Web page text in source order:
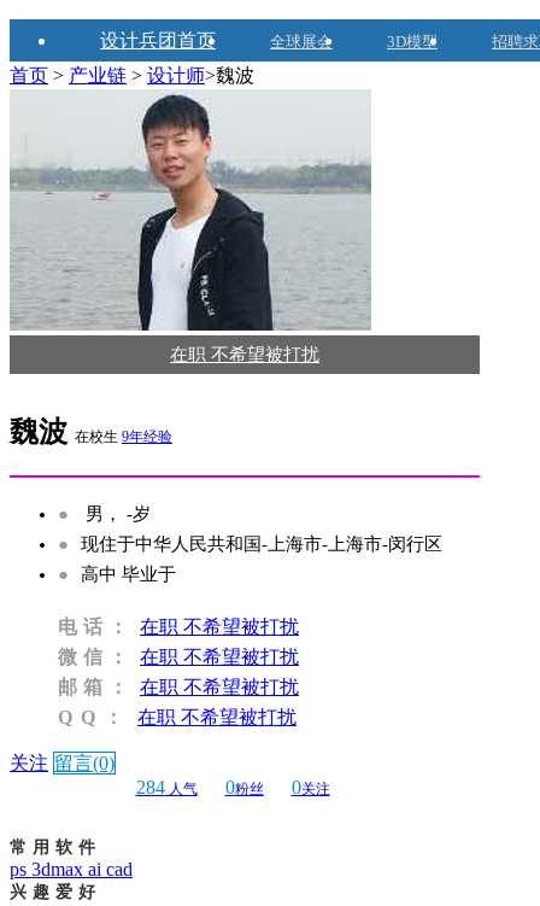
设计兵团首页 全球展会 3D模型 招聘
首页 > 产业链 > 设计师>魏波
在职 不希望被打扰
魏波 在校生 9年经验
●
男， -岁
●
现住于中华人民共和国-上海市-上海市-闵行区
●
高中 毕业于
电话：
在职 不希望被打扰
微信：
在职 不希望被打扰
邮箱：
在职 不希望被打扰
QQ：
在职 不希望被打扰
关注 留言(0)
284人气 0粉丝 0关注
常用软件
ps 3dmax ai cad
兴趣爱好